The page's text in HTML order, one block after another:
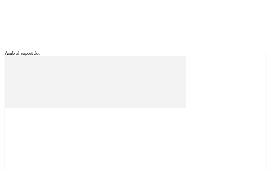
Amb el suport de: